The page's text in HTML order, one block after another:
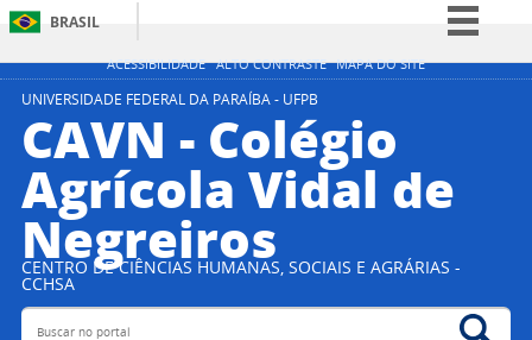
ACESSIBILIDADE ALTO CONTRASTE MAPA DO SITE
BRASIL
Simplifique!
Participe
Acesso à informação
Legislação
UNIVERSIDADE FEDERAL DA PARAÍBA - UFPB
CAVN - Colégio
Agrícola Vidal de
Negreiros
CENTRO DE CIÊNCIAS HUMANAS, SOCIAIS E AGRÁRIAS -
CCHSA
Buscar no portal